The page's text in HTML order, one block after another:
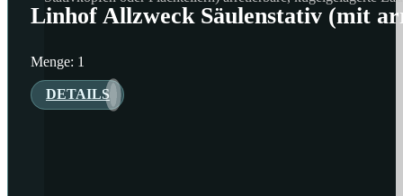
Linhof Allzweck Säulenstativ (mit
Menge: 1
DETAILS